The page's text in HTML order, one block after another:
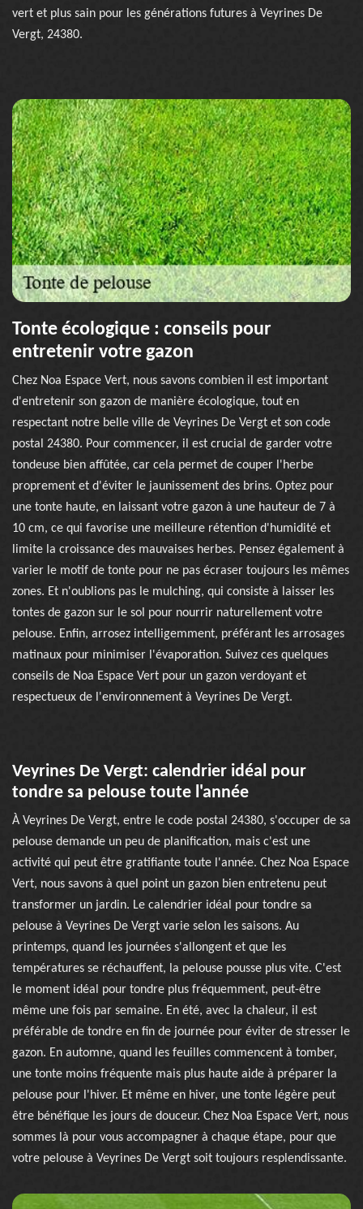
vert et plus sain pour les générations futures à Veyrines De
Vergt, 24380.
Tonte écologique : conseils pour
entretenir votre gazon
Chez Noa Espace Vert, nous savons combien il est important
d'entretenir son gazon de manière écologique, tout en
respectant notre belle ville de Veyrines De Vergt et son code
postal 24380. Pour commencer, il est crucial de garder votre
tondeuse bien affûtée, car cela permet de couper l'herbe
proprement et d'éviter le jaunissement des brins. Optez pour
une tonte haute, en laissant votre gazon à une hauteur de 7 à
10 cm, ce qui favorise une meilleure rétention d'humidité et
limite la croissance des mauvaises herbes. Pensez également à
varier le motif de tonte pour ne pas écraser toujours les mêmes
zones. Et n'oublions pas le mulching, qui consiste à laisser les
tontes de gazon sur le sol pour nourrir naturellement votre
pelouse. Enfin, arrosez intelligemment, préférant les arrosages
matinaux pour minimiser l'évaporation. Suivez ces quelques
conseils de Noa Espace Vert pour un gazon verdoyant et
respectueux de l'environnement à Veyrines De Vergt.
Veyrines De Vergt: calendrier idéal pour
tondre sa pelouse toute l'année
À Veyrines De Vergt, entre le code postal 24380, s'occuper de sa
pelouse demande un peu de planification, mais c'est une
activité qui peut être gratifiante toute l'année. Chez Noa Espace
Vert, nous savons à quel point un gazon bien entretenu peut
transformer un jardin. Le calendrier idéal pour tondre sa
pelouse à Veyrines De Vergt varie selon les saisons. Au
printemps, quand les journées s'allongent et que les
températures se réchauffent, la pelouse pousse plus vite. C'est
le moment idéal pour tondre plus fréquemment, peut-être
même une fois par semaine. En été, avec la chaleur, il est
préférable de tondre en fin de journée pour éviter de stresser le
gazon. En automne, quand les feuilles commencent à tomber,
une tonte moins fréquente mais plus haute aide à préparer la
pelouse pour l'hiver. Et même en hiver, une tonte légère peut
être bénéfique les jours de douceur. Chez Noa Espace Vert, nous
sommes là pour vous accompagner à chaque étape, pour que
votre pelouse à Veyrines De Vergt soit toujours resplendissante.